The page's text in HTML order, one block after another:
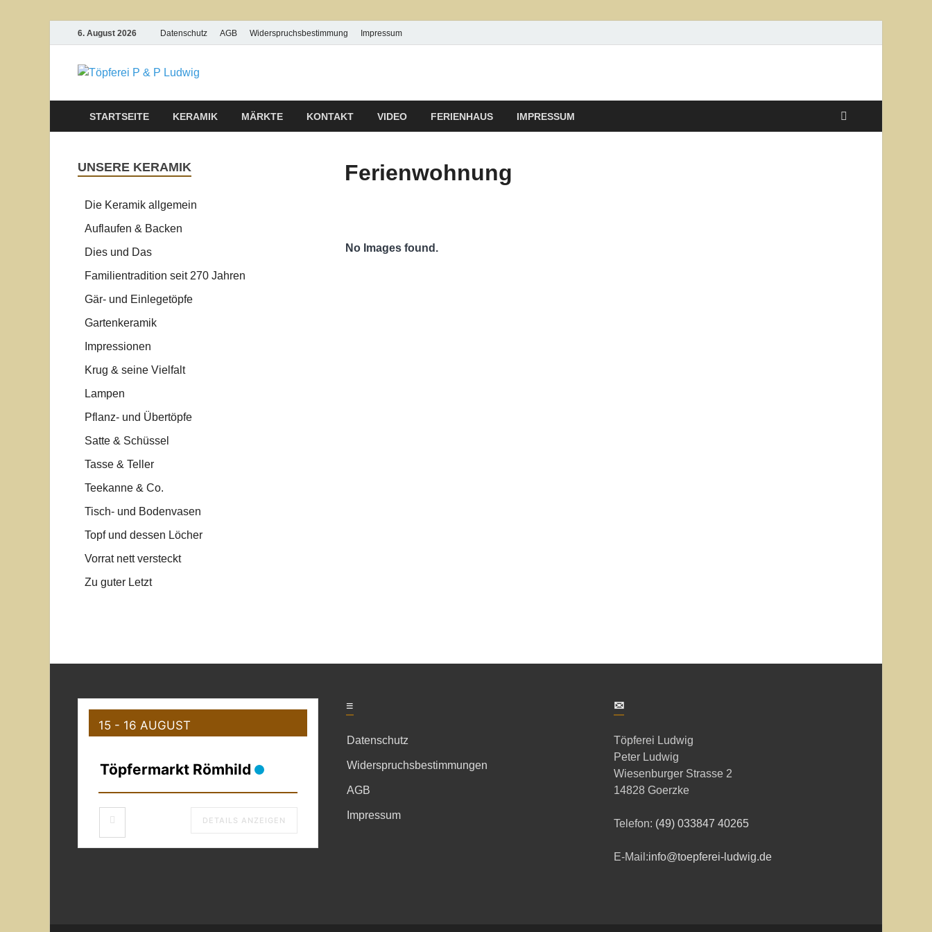
6. August 2026 Datenschutz AGB Widerspruchsbestimmung Impressum
STARTSEITE KERAMIK MÄRKTE KONTAKT VIDEO FERIENHAUS IMPRESSUM
Ferienwohnung
No Images found.
UNSERE KERAMIK
Die Keramik allgemein
Auflaufen & Backen
Dies und Das
Familientradition seit 270 Jahren
Gär- und Einlegetöpfe
Gartenkeramik
Impressionen
Krug & seine Vielfalt
Lampen
Pflanz- und Übertöpfe
Satte & Schüssel
Tasse & Teller
Teekanne & Co.
Tisch- und Bodenvasen
Topf und dessen Löcher
Vorrat nett versteckt
Zu guter Letzt
15 - 16 AUGUST
Töpfermarkt Römhild
DETAILS ANZEIGEN
≡
Datenschutz
Widerspruchsbestimmungen
AGB
Impressum
✉
Töpferei Ludwig
Peter Ludwig
Wiesenburger Strasse 2
14828 Goerzke
Telefon: (49) 033847 40265
E-Mail:info@toepferei-ludwig.de